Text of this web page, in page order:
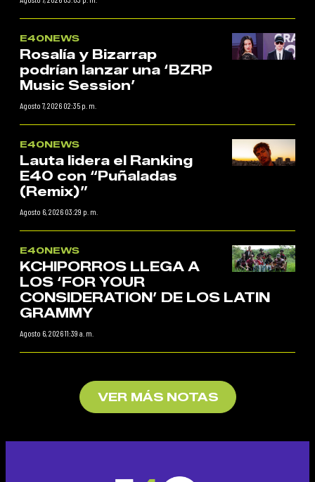
E40NEWS
Rosalía y Bizarrap
podrían lanzar una ‘BZRP
Music Session’
Agosto 7, 2026 02:35 p. m.
E40NEWS
Lauta lidera el Ranking
E40 con “Puñaladas
(Remix)”
Agosto 6, 2026 03:29 p. m.
E40NEWS
KCHIPORROS LLEGA A
LOS ‘FOR YOUR
CONSIDERATION’ DE LOS LATIN
GRAMMY
Agosto 6, 2026 11:39 a. m.
VER MÁS NOTAS